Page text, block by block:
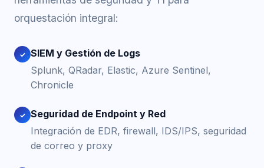
orquestación integral:
✓ SIEM y Gestión de Logs
Splunk, QRadar, Elastic, Azure Sentinel,
Chronicle
✓ Seguridad de Endpoint y Red
Integración de EDR, firewall, IDS/IPS, seguridad
de correo y proxy